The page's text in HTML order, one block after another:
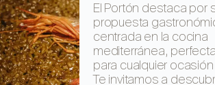
El Portón destaca por
propuesta
centrada en la cocina
mediterránea,
para cualquier
Te invitamos a